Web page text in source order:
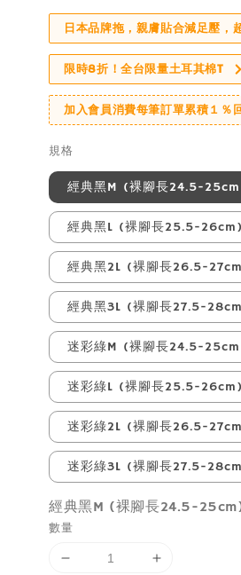
日本品牌拖，親膚貼合減足壓，
限時8折！全台限量土耳其棉T
加入會員消費每筆訂單累積１％
規格
經典黑M (裸腳長24.5-
經典黑L (裸腳長25.5-26cm)
經典黑2L (裸腳長26.5-
經典黑3L (裸腳長27.5-
迷彩綠M (裸腳長24.5-
迷彩綠L (裸腳長25.5-26cm)
迷彩綠2L (裸腳長26.5-
迷彩綠3L (裸腳長27.5-
經典黑M (裸腳長24.5-
數量